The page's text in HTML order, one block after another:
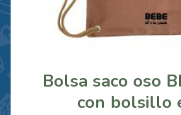
Bolsa saco oso
con bolsillo